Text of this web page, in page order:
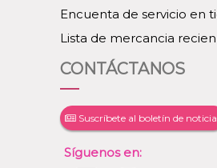
Encuenta de servicio en
Lista de mercancia
CONTÁCTANOS
Suscríbete al boletín de
Síguenos en: